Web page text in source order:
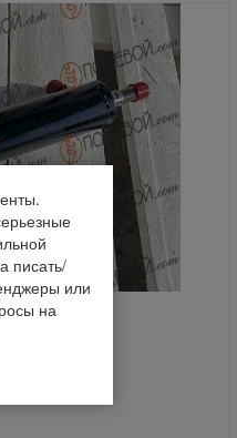
писать/
или
на